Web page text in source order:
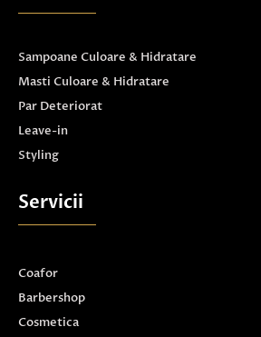
Sampoane Culoare & Hidratare
Masti Culoare & Hidratare
Par Deteriorat
Leave-in
Styling
Servicii
Coafor
Barbershop
Cosmetica